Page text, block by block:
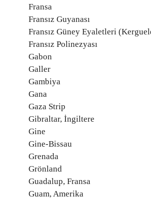
Fransa
Fransız Guyanası
Fransız Güney Eyaletleri
Fransız Polinezyası
Gabon
Galler
Gambiya
Gana
Gaza Strip
Gibraltar, İngiltere
Gine
Gine-Bissau
Grenada
Grönland
Guadalup, Fransa
Guam, Amerika